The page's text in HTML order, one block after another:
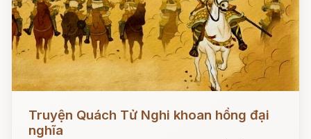
Truyện Quách Tử Nghi khoan hồng đại
nghĩa